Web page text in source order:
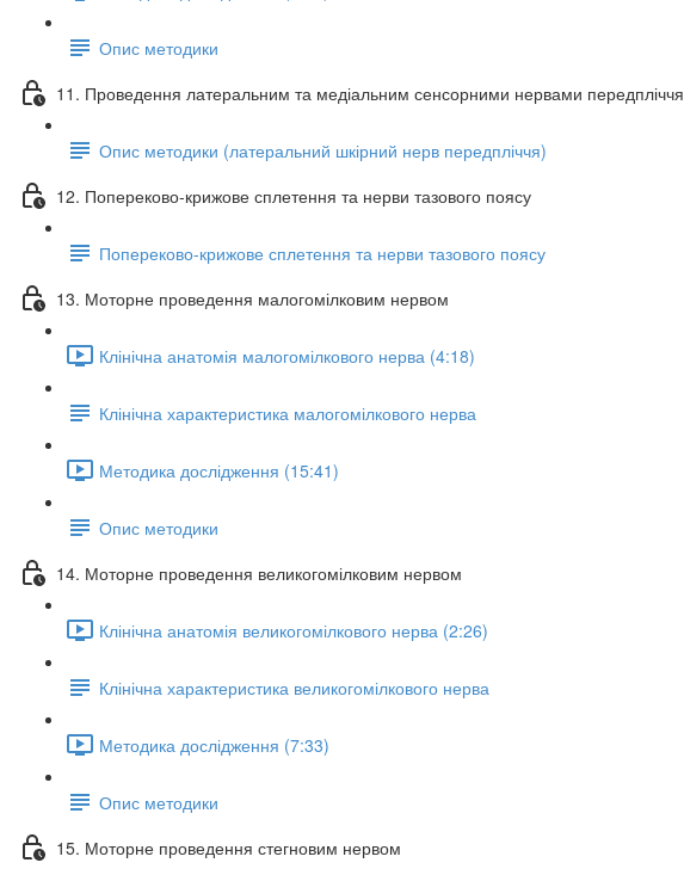
Опис методики
11. Проведення латеральним та медіальним сенсорними нервами передпліччя
Опис методики (латеральний шкірний нерв передпліччя)
12. Попереково-крижове сплетення та нерви тазового поясу
Попереково-крижове сплетення та нерви тазового поясу
13. Моторне проведення малогомілковим нервом
Клінічна анатомія малогомілкового нерва (4:18)
Клінічна характеристика малогомілкового нерва
Методика дослідження (15:41)
Опис методики
14. Моторне проведення великогомілковим нервом
Клінічна анатомія великогомілкового нерва (2:26)
Клінічна характеристика великогомілкового нерва
Методика дослідження (7:33)
Опис методики
15. Моторне проведення стегновим нервом